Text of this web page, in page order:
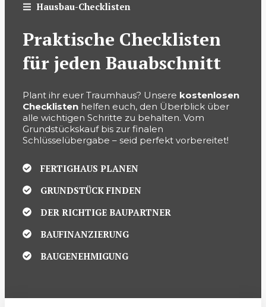
Hausbau-Checklisten
Praktische Checklisten
für jeden Bauabschnitt
Plant ihr euer Traumhaus? Unsere kostenlosen
Checklisten helfen euch, den Überblick über
alle wichtigen Schritte zu behalten. Vom
Grundstückskauf bis zur finalen
Schlüsselübergabe – seid perfekt vorbereitet!
FERTIGHAUS PLANEN
GRUNDSTÜCK FINDEN
DER RICHTIGE BAUPARTNER
BAUFINANZIERUNG
BAUGENEHMIGUNG